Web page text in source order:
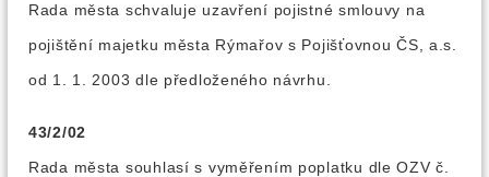
Rada města schvaluje uzavření pojistné smlouvy na
pojištění majetku města Rýmařov s Pojišťovnou ČS, a.s.
od 1. 1. 2003 dle předloženého návrhu.
43/2/02
Rada města souhlasí s vyměřením poplatku dle OZV č.